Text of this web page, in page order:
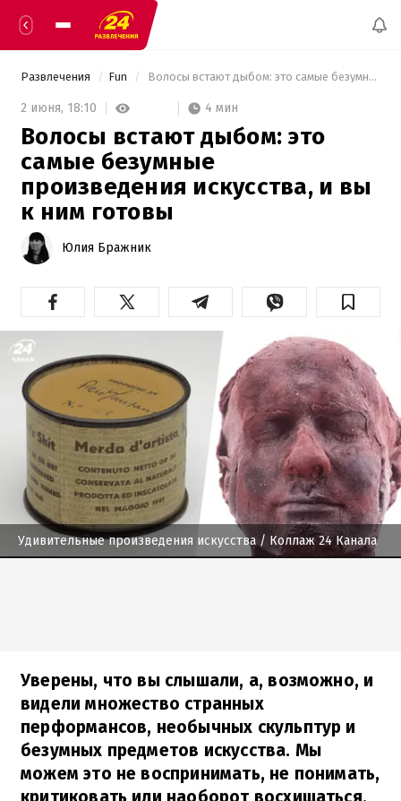
Развлечения Fun Волосы встают дыбом: это самые безумные произведения искусства, и вы к ним готовы
2 июня, 18:10 4 мин
Волосы встают дыбом: это
самые безумные
произведения искусства, и вы
к ним готовы
Юлия Бражник
Удивительные произведения искусства / Коллаж 24 Канала
Уверены, что вы слышали, а, возможно, и
видели множество странных
перформансов, необычных скульптур и
безумных предметов искусства. Мы
можем это не воспринимать, не понимать,
критиковать или наоборот восхищаться,